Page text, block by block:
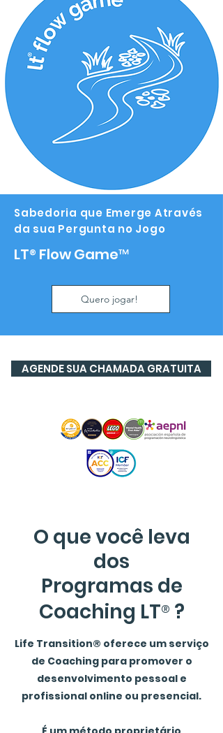
Sabedoria que Emerge Através
da sua Pergunta no Jogo
LT® Flow Game™
Quero jogar!
AGENDE SUA CHAMADA GRATUITA
O que você leva
dos
Programas de
Coaching LT® ?
Life Transition® oferece um serviço
de Coaching para promover o
desenvolvimento pessoal e
profissional online ou presencial.